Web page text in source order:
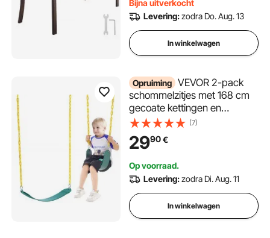
armleuningen, Terrasbank
voor tuin, park, zwart
Bijna uitverkocht
Levering:zodra Do. Aug. 13
In winkelwagen
Opruiming VEVOR 2-pack
schommelzitjes met 168 cm
gecoate kettingen en
karabijnhaken, ondersteunt
schommels tot 136 kg,
vervanging voor
schommelsetaccessoires
voor kinderen, groen
(7)
2990€
Op voorraad.
Levering:zodra Di. Aug. 11
In winkelwagen